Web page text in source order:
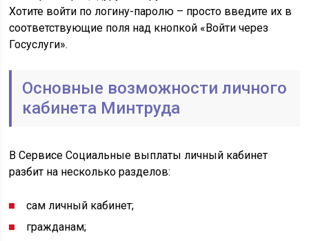
Хотите войти по логину-паролю – просто введите их в
соответствующие поля над кнопкой «Войти через
Госуслуги».
Основные возможности личного
кабинета Минтруда
В Сервисе Социальные выплаты личный кабинет
разбит на несколько разделов:
сам личный кабинет;
гражданам;